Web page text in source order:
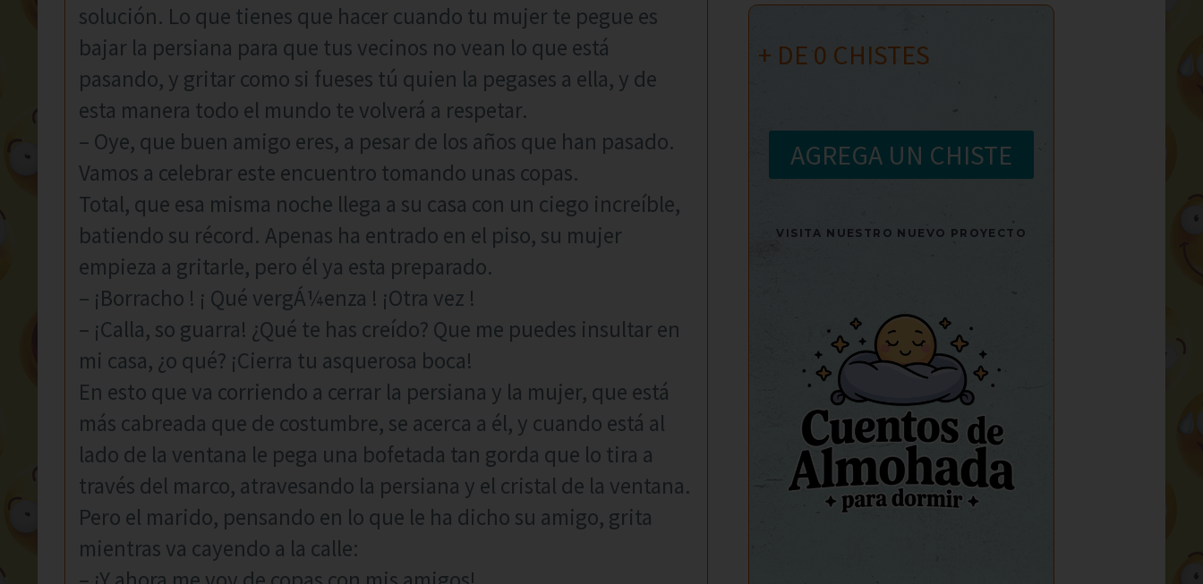
solución. Lo que tienes que hacer cuando tu mujer te pegue es
bajar la persiana para que tus vecinos no vean lo que está
pasando, y gritar como si fueses tú quien la pegases a ella, y de
esta manera todo el mundo te volverá a respetar.
– Oye, que buen amigo eres, a pesar de los años que han pasado.
Vamos a celebrar este encuentro tomando unas copas.
Total, que esa misma noche llega a su casa con un ciego increíble,
batiendo su récord. Apenas ha entrado en el piso, su mujer
empieza a gritarle, pero él ya esta preparado.
– ¡Borracho ! ¡ Qué vergÁ¼enza ! ¡Otra vez !
– ¡Calla, so guarra! ¿Qué te has creído? Que me puedes insultar en
mi casa, ¿o qué? ¡Cierra tu asquerosa boca!
En esto que va corriendo a cerrar la persiana y la mujer, que está
más cabreada que de costumbre, se acerca a él, y cuando está al
lado de la ventana le pega una bofetada tan gorda que lo tira a
través del marco, atravesando la persiana y el cristal de la ventana.
Pero el marido, pensando en lo que le ha dicho su amigo, grita
mientras va cayendo a la calle:
+ DE 0 CHISTES
AGREGA UN CHISTE
VISITA NUESTRO NUEVO PROYECTO